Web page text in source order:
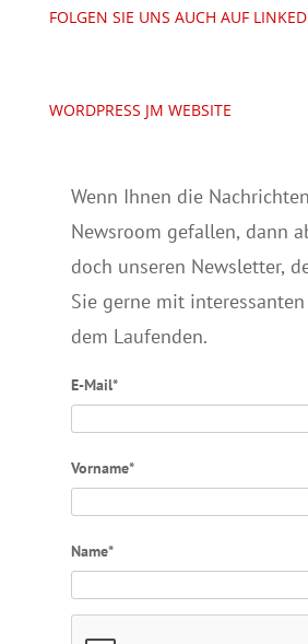
FOLGEN SIE UNS AUCH AUF
WORDPRESS JM WEBSITE
Wenn Ihnen die
Newsroom gefallen, dann
doch unseren Newsletter,
Sie gerne mit
dem Laufenden.
E-Mail*
Vorname*
Name*